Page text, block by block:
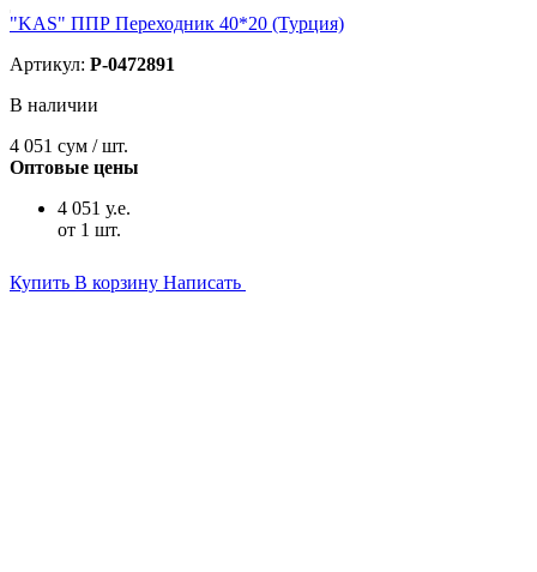
"KAS" ППР Переходник 40*20 (Турция)
Артикул: P-0472891
В наличии
4 051 сум / шт.
Оптовые цены
4 051 у.е.
от 1 шт.
Купить В корзину Написать